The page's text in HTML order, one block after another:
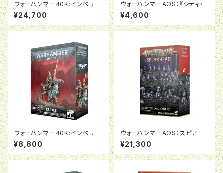
ウォーハンマー40K:インペリア
ルナイト：デストリエ
¥24,700
ウォーハンマーAOS：『シティ・オ
ヴ・シグマー』ダイス
¥4,600
ウォーハンマー40K:インペリア
ル・エージェント：異端審問官ク
ロイル
¥8,800
ウォーハンマーAOS：スピアヘッ
ド：エピキュリアン・レヴェラー
¥21,300